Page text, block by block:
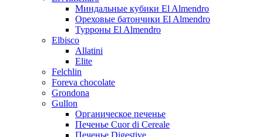
Миндальные кубики El Almendro
Ореховые батончики El Almendro
Турроны El Almendro
Elbisco
Allatini
Elite
Felchlin
Foreva chocolate
Grondona
Gullon
Органическое печенье
Печенье Cuor di Cereale